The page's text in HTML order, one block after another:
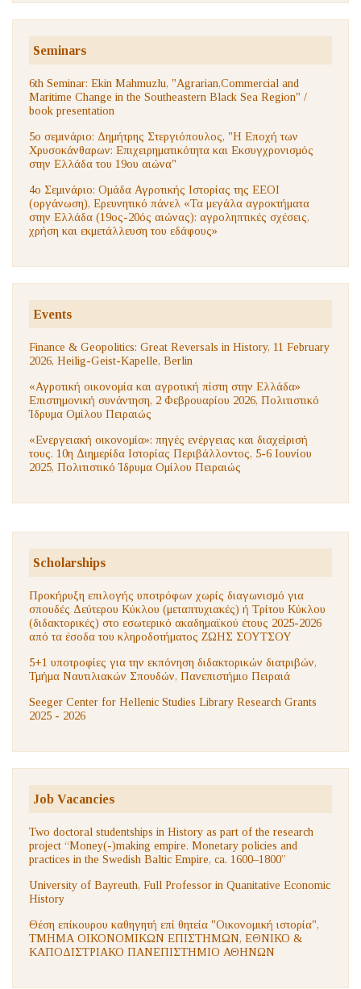
Seminars
6th Seminar: Ekin Mahmuzlu, "Agrarian,Commercial and
Maritime Change in the Southeastern Black Sea Region" /
book presentation
5ο σεμινάριο: Δημήτρης Στεργιόπουλος, "Η Εποχή των
Χρυσοκάνθαρων: Επιχειρηματικότητα και Εκσυγχρονισμός
στην Ελλάδα του 19ου αιώνα"
4ο Σεμινάριο: Ομάδα Αγροτικής Ιστορίας της ΕΕΟΙ
(οργάνωση), Ερευνητικό πάνελ «Τα μεγάλα αγροκτήματα
στην Ελλάδα (19ος-20ός αιώνας): αγροληπτικές σχέσεις,
χρήση και εκμετάλλευση του εδάφους»
Events
Finance & Geopolitics: Great Reversals in History, 11 February
2026, Heilig-Geist-Kapelle, Berlin
«Αγροτική οικονομία και αγροτική πίστη στην Ελλάδα»
Επιστημονική συνάντηση, 2 Φεβρουαρίου 2026, Πολιτιστικό
Ίδρυμα Ομίλου Πειραιώς
«Ενεργειακή οικονομία»: πηγές ενέργειας και διαχείρισή
τους. 10η Διημερίδα Ιστορίας Περιβάλλοντος, 5-6 Ιουνίου
2025, Πολιτιστικό Ίδρυμα Ομίλου Πειραιώς
Scholarships
Προκήρυξη επιλογής υποτρόφων χωρίς διαγωνισμό για
σπουδές Δεύτερου Κύκλου (μεταπτυχιακές) ή Τρίτου Κύκλου
(διδακτορικές) στο εσωτερικό ακαδημαϊκού έτους 2025-2026
από τα έσοδα του κληροδοτήματος ΖΩΗΣ ΣΟΥΤΣΟΥ
5+1 υποτροφίες για την εκπόνηση διδακτορικών διατριβών,
Τμήμα Ναυτιλιακών Σπουδών, Πανεπιστήμιο Πειραιά
Seeger Center for Hellenic Studies Library Research Grants
2025 - 2026
Job Vacancies
Two doctoral studentships in History as part of the research
project “Money(-)making empire. Monetary policies and
practices in the Swedish Baltic Empire, ca. 1600–1800”
University of Bayreuth, Full Professor in Quanitative Economic
History
Θέση επίκουρου καθηγητή επί θητεία "Οικονομική ιστορία",
ΤΜΗΜΑ ΟΙΚΟΝΟΜΙΚΩΝ ΕΠΙΣΤΗΜΩΝ, ΕΘΝΙΚΟ &
ΚΑΠΟΔΙΣΤΡΙΑΚΟ ΠΑΝΕΠΙΣΤΗΜΙΟ ΑΘΗΝΩΝ